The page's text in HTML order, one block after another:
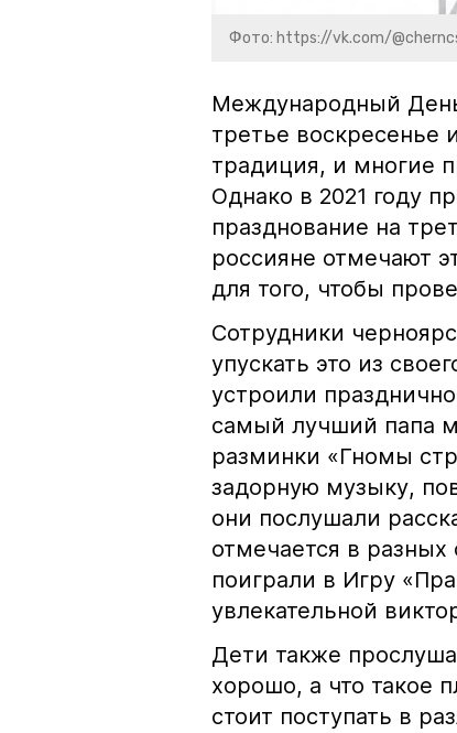
Фото: https://vk.com/
Международный
третье воскресенье
традиция, и многие
Однако в 2021 году
празднование на
россияне отмечают
для того, чтобы
Сотрудники
упускать это из
устроили
самый лучший папа
разминки «Гномы
задорную музыку,
они послушали
отмечается в
поиграли в Игру
увлекательной
Дети также
хорошо, а что такое
стоит поступать в